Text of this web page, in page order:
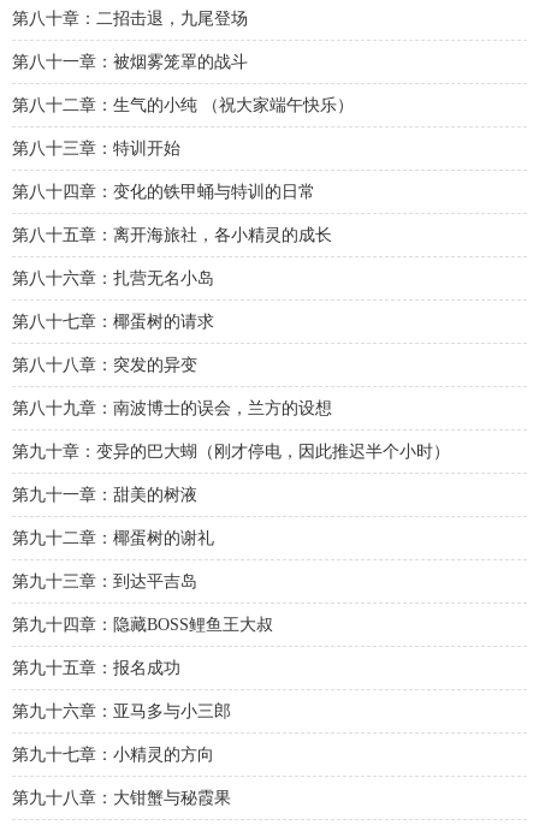
第八十章：二招击退，九尾登场
第八十一章：被烟雾笼罩的战斗
第八十二章：生气的小纯 （祝大家端午快乐）
第八十三章：特训开始
第八十四章：变化的铁甲蛹与特训的日常
第八十五章：离开海旅社，各小精灵的成长
第八十六章：扎营无名小岛
第八十七章：椰蛋树的请求
第八十八章：突发的异变
第八十九章：南波博士的误会，兰方的设想
第九十章：变异的巴大蝴（刚才停电，因此推迟半个小时）
第九十一章：甜美的树液
第九十二章：椰蛋树的谢礼
第九十三章：到达平吉岛
第九十四章：隐藏BOSS鲤鱼王大叔
第九十五章：报名成功
第九十六章：亚马多与小三郎
第九十七章：小精灵的方向
第九十八章：大钳蟹与秘霞果